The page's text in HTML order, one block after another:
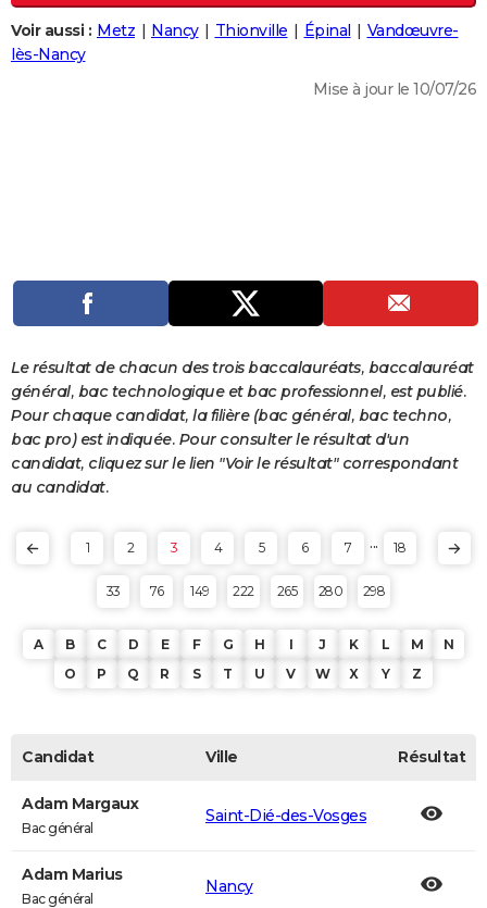
Destinations
City break
Voyage nature
Voyage de noces
Forum
Climat
+
PHOTO
COPAINS D'AVANT
S'inscrire
Se connecter
Lycées
Collèges
Primaires
Universités
Entreprises
Service militaire
Avis de recherche
FORUM
Bricolage
Lifestyle
Culture
Sport
Auto
Television
Voyage
Cinema
Voir aussi : Metz Nancy Thionville Épinal
Vandœuvre-
lès-Nancy
Mise à jour le 10/07/26
Le résultat de chacun des trois baccalauréats, baccalauréat
général, bac technologique et bac professionnel, est publié.
Pour chaque candidat, la filière (bac général, bac techno,
bac pro) est indiquée. Pour consulter le résultat d'un
candidat, cliquez sur le lien "Voir le résultat" correspondant
au candidat.
1 2 3 4 5 6 7 ... 18
33 76 149 222 265 280 298
A B C D E F G H I J K L M
N
O
P Q R S T U V W X Y Z
Candidat Ville Résultat
Adam Margaux
Bac général
Saint-Dié-des-Vosges
Adam Marius
Bac général
Nancy